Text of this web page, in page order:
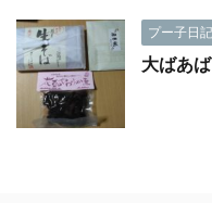
プー子日記
大ばあ